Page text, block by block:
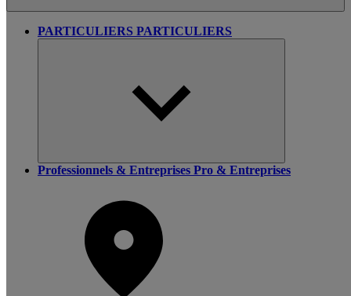
PARTICULIERS PARTICULIERS
Professionnels & Entreprises Pro & Entreprises